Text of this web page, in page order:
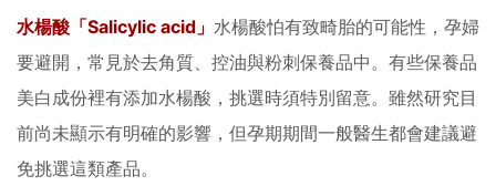
水楊酸「Salicylic acid」 水楊酸怕有致畸胎的可能性，孕婦
要避開，常見於去角質、控油與粉刺保養品中。有些保養品
美白成份裡有添加水楊酸，挑選時須特別留意。雖然研究目
前尚未顯示有明確的影響，但孕期期間一般醫生都會建議避
免挑選這類產品。